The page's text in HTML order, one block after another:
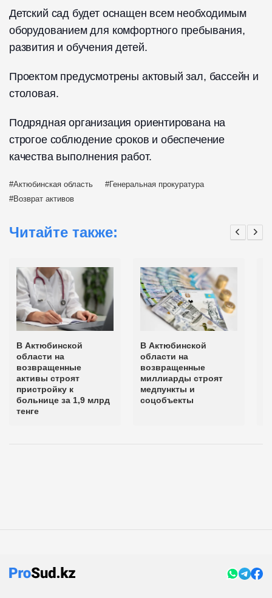
Детский сад будет оснащен всем необходимым
оборудованием для комфортного пребывания,
развития и обучения детей.
Проектом предусмотрены актовый зал, бассейн и
столовая.
Подрядная организация ориентирована на
строгое соблюдение сроков и обеспечение
качества выполнения работ.
Актюбинская область
Генеральная прокуратура
Возврат активов
Читайте также:
В Актюбинской
области на
возвращенные
активы строят
пристройку к
больнице за 1,9 млрд
тенге
В Актюбинской
области на
возвращенные
миллиарды строят
медпункты и
соцобъекты